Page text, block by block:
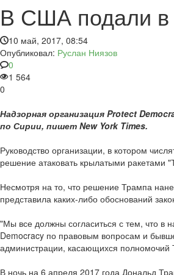
В США подали в
10 май, 2017, 08:54
Опубликовал: Руслан Ниязов
0
1 564
0
Надзорная организация Protect
по Сирии, пишет New York Times.
Руководство организации, в котором
решение атаковать крылатыми ракетами
Несмотря на то, что решение Трампа
представила каких-либо обоснований
"Мы все должны согласиться с тем, что в
Democracy по правовым вопросам и
администрации, касающихся полномочий
В ночь на 6 апреля 2017 года Дональд